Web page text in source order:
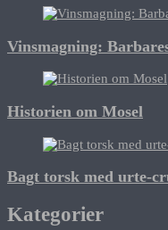
Vinsmagning:
Historien om Mosel
Bagt torsk med urte-
Kategorier